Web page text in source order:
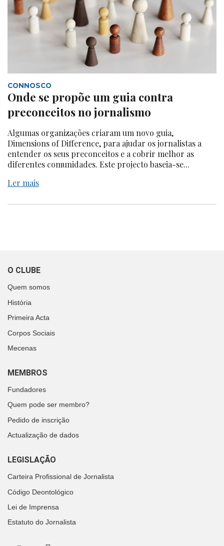
CONNOSCO
Onde se propõe um guia contra
preconceitos no jornalismo
Algumas organizações criaram um novo guia,
Dimensions of Difference, para ajudar os jornalistas a
entender os seus preconceitos e a cobrir melhor as
diferentes comunidades. Este projecto baseia-se...
Ler mais
O CLUBE
Quem somos
História
Primeira Acta
Corpos Sociais
Mecenas
MEMBROS
Fundadores
Quem pode ser membro?
Pedido de inscrição
Actualização de dados
LEGISLAÇÃO
Carteira Profissional de Jornalista
Código Deontológico
Lei de Imprensa
Estatuto do Jornalista